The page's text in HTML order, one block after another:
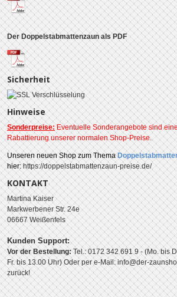
Der Doppelstabmattenzaun als PDF
Sicherheit
Hinweise
Sonderpreise:Eventuelle Sonderangebote sind
Rabattierung unserer normalen Shop-Preise.
Unserenneuen Shop zum Thema
hier:https://doppelstabmattenzaun-preise.de/
KONTAKT
Martina Kaiser
Markwerbener Str. 24e
06667 Weißenfels
Kunden Support:
Vor der Bestellung:Tel.: 0172 342 691 9 - (Mo. bis
Fr. bis 13.00 Uhr)Oder per e-Mail: info@der-
zurück!